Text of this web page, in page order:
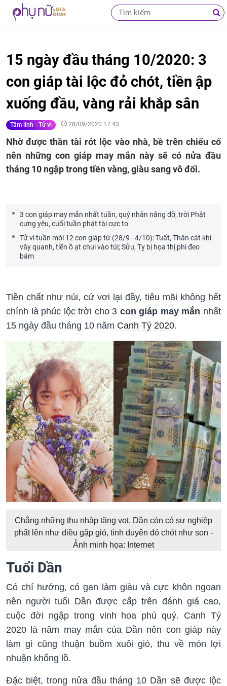
15 ngày đầu tháng 10/2020: 3
con giáp tài lộc đỏ chót, tiền ập
xuống đầu, vàng rải khắp sân
Tâm linh - Tử vi 28/09/2020 17:43
Nhờ được thần tài rót lộc vào nhà, bề trên chiếu cố
nên những con giáp may mắn này sẽ có nửa đầu
tháng 10 ngập trong tiền vàng, giàu sang vô đối.
3 con giáp may mắn nhất tuần, quý nhân nâng đỡ, trời Phật
cưng yêu, cuối tuần phát tài cực to
Tử vi tuần mới 12 con giáp từ (28/9 - 4/10): Tuất, Thân cát khí
vây quanh, tiền ồ ạt chui vào túi; Sửu, Tỵ bị họa thị phi đeo
bám
Tiền chất như núi, cứ vơi lại đầy, tiêu mãi không hết
chính là phúc lộc trời cho 3 con giáp may mắn nhất
15 ngày đầu tháng 10 năm Canh Tý 2020.
Chẳng những thu nhập tăng vọt, Dần còn có sự nghiệp
phất lên như diều gặp gió, tình duyên đỏ chót như son -
Ảnh minh họa: Internet
Tuổi Dần
Có chí hướng, có gan làm giàu và cực khôn ngoan
nên người tuổi Dần được cấp trên đánh giá cao,
cuộc đời ngập trong vinh hoa phú quý. Canh Tý
2020 là năm may mắn của Dần nên con giáp này
làm gì cũng thuận buồm xuôi gió, thu về món lợi
nhuận khổng lồ.
Đặc biệt, trong nửa đầu tháng 10 Dần sẽ được lộc